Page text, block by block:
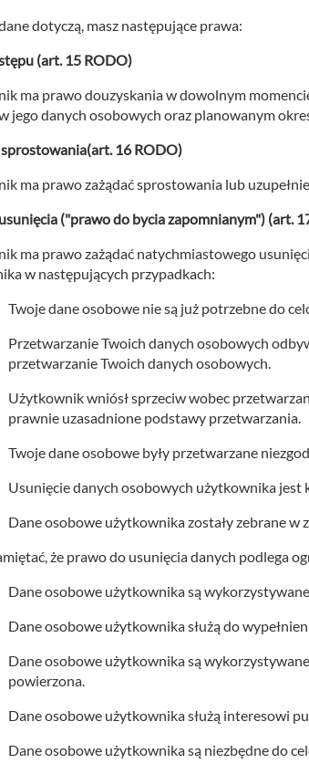
dotyczą, masz następujące prawa:
(art. 15 RODO)
ma prawo douzyskania w dowolnym
jego danych osobowych oraz planowanym
16 RODO)
ma prawo zażądać sprostowania lub
("prawo do bycia zapomnianym") (art.
ma prawo zażądać natychmiastowego
w następujących przypadkach:
Twoje dane osobowe nie są już potrzebne do
Przetwarzanie Twoich danych osobowych
przetwarzanie Twoich danych osobowych.
Użytkownik wniósł sprzeciw wobec
prawnie uzasadnione podstawy przetwarzania.
Twoje dane osobowe były przetwarzane
Usunięcie danych osobowych użytkownika jest
Dane osobowe użytkownika zostały zebrane w
że prawo do usunięcia danych podlega
Dane osobowe użytkownika są
Dane osobowe użytkownika służą do
Dane osobowe użytkownika są
powierzona.
Dane osobowe użytkownika służą interesowi
Dane osobowe użytkownika są niezbędne do